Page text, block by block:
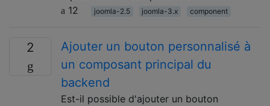
12
joomla-2.5 joomla-3.x component
2
Ajouter un bouton personnalisé à
un composant principal du
backend
Est-il possible d'ajouter un bouton